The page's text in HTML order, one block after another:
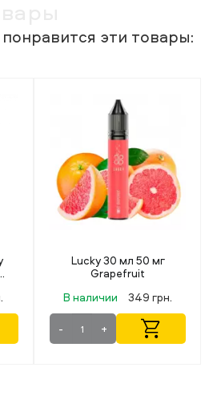
эти товары:
Flavorlab Rainberry
Sparking Watermelon
мл 50 мг
В наличии 499 грн.
- +